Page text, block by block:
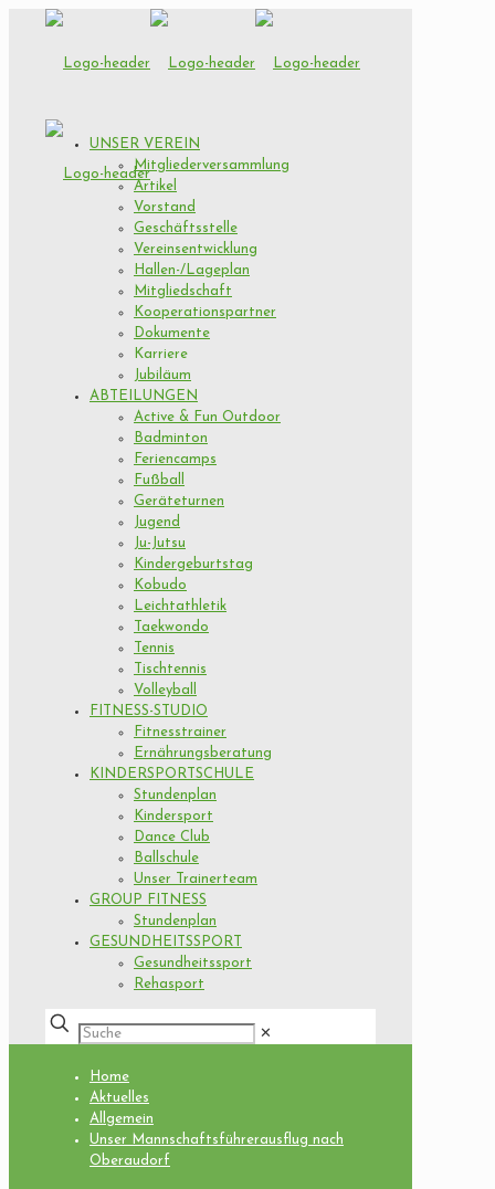
UNSER VEREIN
Mitgliederversammlung
Artikel
Vorstand
Geschäftsstelle
Vereinsentwicklung
Hallen-/Lageplan
Mitgliedschaft
Kooperationspartner
Dokumente
Karriere
Jubiläum
ABTEILUNGEN
Active & Fun Outdoor
Badminton
Feriencamps
Fußball
Geräteturnen
Jugend
Ju-Jutsu
Kindergeburtstag
Kobudo
Leichtathletik
Taekwondo
Tennis
Tischtennis
Volleyball
FITNESS-STUDIO
Fitnesstrainer
Ernährungsberatung
KINDERSPORTSCHULE
Stundenplan
Kindersport
Dance Club
Ballschule
Unser Trainerteam
GROUP FITNESS
Stundenplan
GESUNDHEITSSPORT
Gesundheitssport
Rehasport
✕
Home
Aktuelles
Allgemein
Unser Mannschaftsführerausflug nach
Oberaudorf